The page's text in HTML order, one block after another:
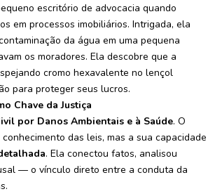
escritório de advocacia quando
em processos imobiliários. Intrigada, ela
da água em uma pequena
os moradores. Ela descobre que a
cromo hexavalente no lençol
para proteger seus lucros.
Chave da Justiça
por Danos Ambientais e à Saúde. O
das leis, mas a sua capacidade
. Ela conectou fatos, analisou
— o vínculo direto entre a conduta da